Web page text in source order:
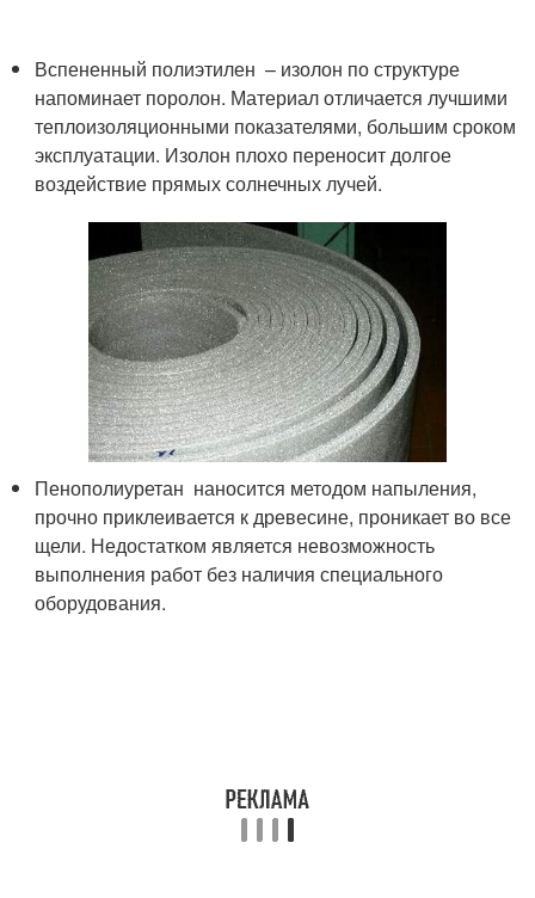
Вспененный полиэтилен – изолон по структуре
напоминает поролон. Материал отличается лучшими
теплоизоляционными показателями, большим сроком
эксплуатации. Изолон плохо переносит долгое
воздействие прямых солнечных лучей.
Пенополиуретан наносится методом напыления,
прочно приклеивается к древесине, проникает во все
щели. Недостатком является невозможность
выполнения работ без наличия специального
оборудования.